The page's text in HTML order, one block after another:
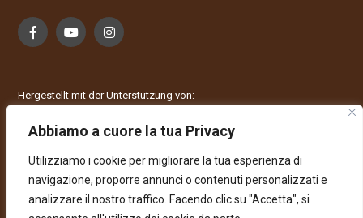
Abbiamo a cuore la tua Privacy
Utilizziamo i cookie per migliorare la tua esperienza di
navigazione, proporre annunci o contenuti personalizzati e
analizzare il nostro traffico. Facendo clic su "Accetta", si
Hergestellt mit der Unterstützung von: